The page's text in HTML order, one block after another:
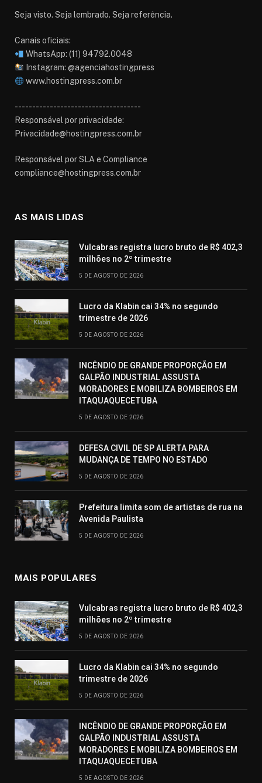
Seja visto. Seja lembrado. Seja referência.
Canais oficiais:
WhatsApp: (11) 94792.0048
Instagram: @agenciahostingpress
www.hostingpress.com.br⁠
------------------------------------
Responsável por privacidade:
Privacidade@hostingpress.com.br
Responsável por SLA e Compliance
compliance@hostingpress.com.br
AS MAIS LIDAS
Vulcabras registra lucro bruto de R$ 402,3
milhões no 2º trimestre
5 DE AGOSTO DE 2026
Lucro da Klabin cai 34% no segundo
trimestre de 2026
5 DE AGOSTO DE 2026
INCÊNDIO DE GRANDE PROPORÇÃO EM
GALPÃO INDUSTRIAL ASSUSTA
MORADORES E MOBILIZA BOMBEIROS EM
ITAQUAQUECETUBA
5 DE AGOSTO DE 2026
DEFESA CIVIL DE SP ALERTA PARA
MUDANÇA DE TEMPO NO ESTADO
5 DE AGOSTO DE 2026
Prefeitura limita som de artistas de rua na
Avenida Paulista
5 DE AGOSTO DE 2026
MAIS POPULARES
Vulcabras registra lucro bruto de R$ 402,3
milhões no 2º trimestre
5 DE AGOSTO DE 2026
Lucro da Klabin cai 34% no segundo
trimestre de 2026
5 DE AGOSTO DE 2026
INCÊNDIO DE GRANDE PROPORÇÃO EM
GALPÃO INDUSTRIAL ASSUSTA
MORADORES E MOBILIZA BOMBEIROS EM
ITAQUAQUECETUBA
5 DE AGOSTO DE 2026